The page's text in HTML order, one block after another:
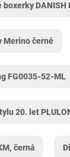
boxerky DANISH
Merino černé
FG0035-52-ML
20. let
černá